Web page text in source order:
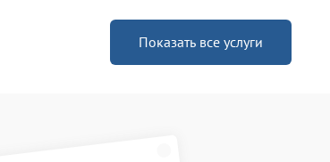
Показать все услуги